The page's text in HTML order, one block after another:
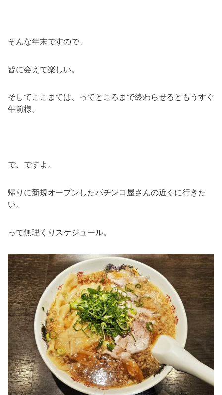
そんな年末ですので、
皆に会えて楽しい。
そしてここまでは、ってところまで終わらせるともうすぐ
午前様。
で、ですよ。
帰りに新規オープンしたパチンコ屋さんの近くに行きた
い。
って無理くりスケジュール。